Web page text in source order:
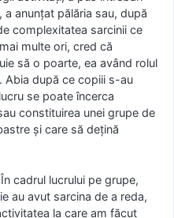
anunţat pălăria sau, după
complexitatea sarcinii ce
multe ori, cred că
să o poarte, ea având rolul
Abia după ce copiii s-au
se poate încerca
constituirea unei grupe de
şi care să deţină
cadrul lucrului pe grupe,
au avut sarcina de a reda,
la care am făcut